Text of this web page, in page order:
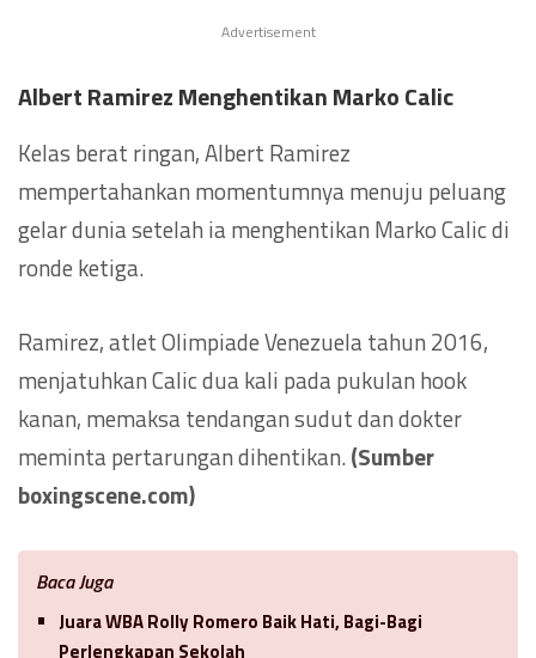
Advertisement
Albert RamirezMenghentikan Marko Calic
Kelas berat ringan, Albert Ramirez
mempertahankan momentumnya menuju peluang
gelar dunia setelah ia menghentikan Marko Calic di
ronde ketiga.
Ramirez, atlet Olimpiade Venezuela tahun 2016,
menjatuhkan Calic dua kali pada pukulan hook
kanan, memaksa tendangan sudut dan dokter
meminta pertarungan dihentikan.(Sumber
boxingscene.com)
Baca Juga
Juara WBA Rolly Romero Baik Hati, Bagi-Bagi
Perlengkapan Sekolah